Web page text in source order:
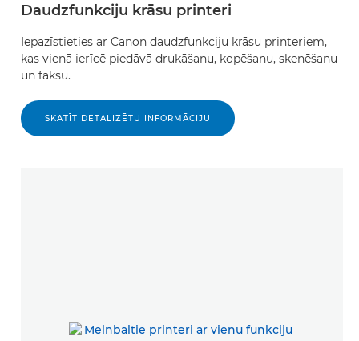
Daudzfunkciju krāsu printeri
Iepazīstieties ar Canon daudzfunkciju krāsu printeriem,
kas vienā ierīcē piedāvā drukāšanu, kopēšanu, skenēšanu
un faksu.
SKATĪT DETALIZĒTU INFORMĀCIJU